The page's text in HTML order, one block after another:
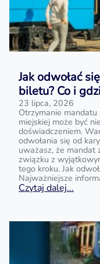
Jak odwołać
biletu? Co i
23 lipca, 2026
Otrzymanie
miejskiej może być
doświadczeniem.
odwołania się od
uważasz, że mandat
związku z
tego kroku. Jak
Najważniejsze
Czytaj dalej...